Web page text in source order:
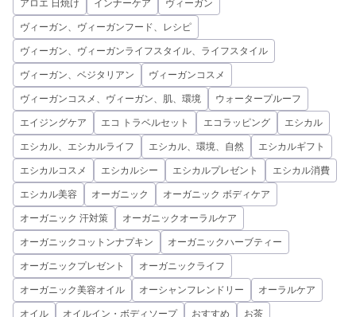
アロエ 日焼け インナーケア ヴィーガン
ヴィーガン、ヴィーガンフード、レシピ
ヴィーガン、ヴィーガンライフスタイル、ライフスタイル
ヴィーガン、ベジタリアン ヴィーガンコスメ
ヴィーガンコスメ、ヴィーガン、肌、環境 ウォータープルーフ
エイジングケア エコ トラベルセット エコラッピング エシカル
エシカル、エシカルライフ エシカル、環境、自然 エシカルギフト
エシカルコスメ エシカルシー エシカルプレゼント エシカル消費
エシカル美容 オーガニック オーガニック ボディケア
オーガニック 汗対策 オーガニックオーラルケア
オーガニックコットンナプキン オーガニックハーブティー
オーガニックプレゼント オーガニックライフ
オーガニック美容オイル オーシャンフレンドリー オーラルケア
オイル オイルイン・ボディソープ おすすめ お茶